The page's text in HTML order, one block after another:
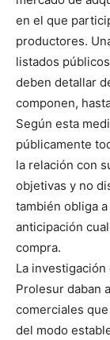
en el que
productores.
listados
deben detallar
componen,
Según esta
públicamente
la relación con
objetivas y no
también obliga
anticipación
compra.
La
Prolesur daban
comerciales
del modo